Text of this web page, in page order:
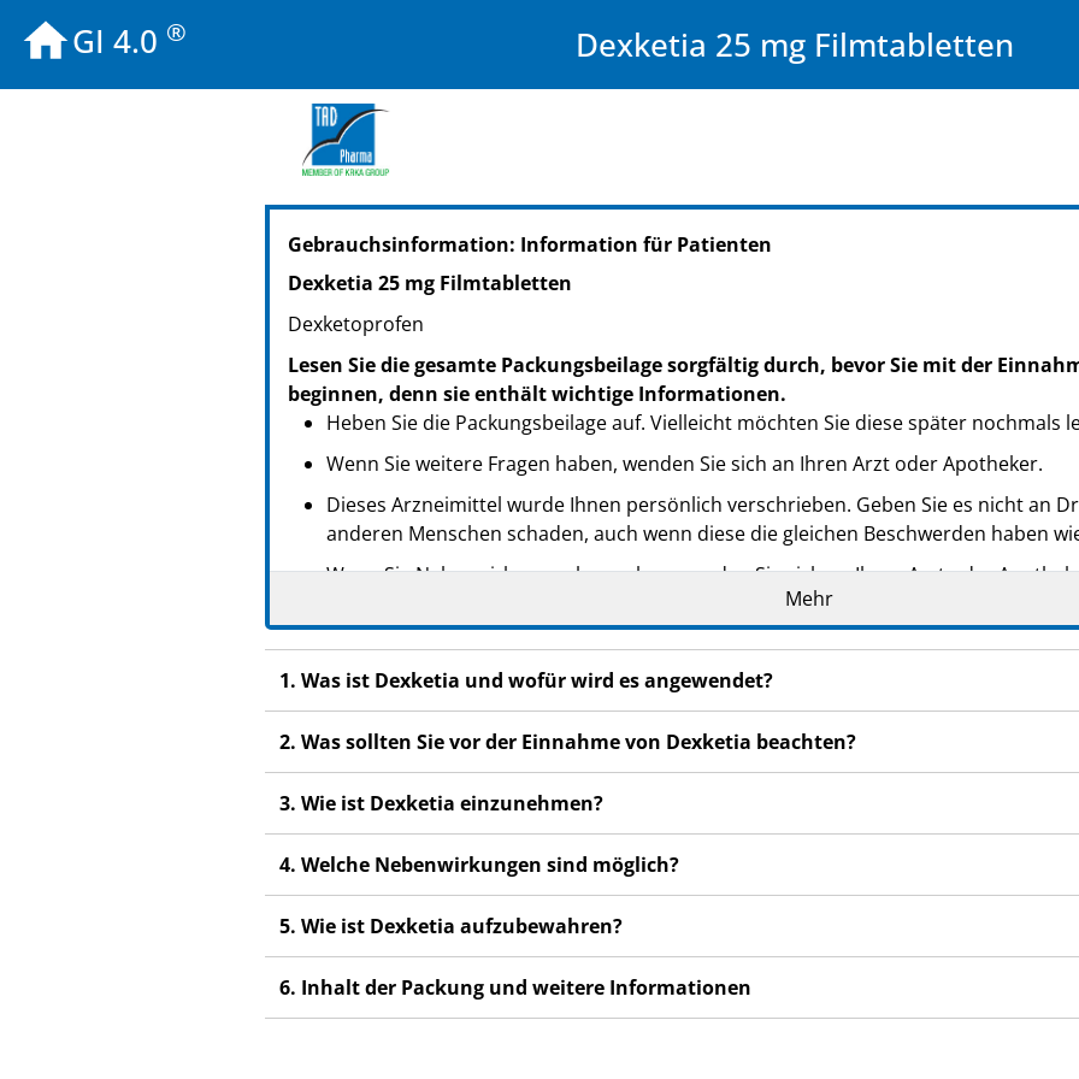
GI 4.0 ® Dexketia 25 mg Filmtabletten
PZN: 18862624
PPN: 111886262495
PZN: 18862630
PZN: 18862995
PPN: 111886299509
PZN: 19149822
PPN: 111914982296
Gebrauchsinformation: Information für Patienten
Dexketia 25 mg Filmtabletten
Dexketoprofen
Lesen Sie die gesamte Packungsbeilage sorgfältig durch, bevor Sie mit der
beginnen, denn sie enthält wichtige Informationen.
Heben Sie die Packungsbeilage auf. Vielleicht möchten Sie diese später nochmals
Wenn Sie weitere Fragen haben, wenden Sie sich an Ihren Arzt oder Apotheker.
Dieses Arzneimittel wurde Ihnen persönlich verschrieben. Geben Sie es nicht an
anderen Menschen schaden, auch wenn diese die gleichen Beschwerden haben
Wenn Sie Nebenwirkungen bemerken, wenden Sie sich an Ihren Arzt oder
Nebenwirkungen, die nicht in dieser Packungsbeilage angegeben sind. Siehe
Mehr
1. Was ist Dexketia und wofür wird es angewendet?
2. Was sollten Sie vor der Einnahme von Dexketia beachten?
3. Wie ist Dexketia einzunehmen?
4. Welche Nebenwirkungen sind möglich?
5. Wie ist Dexketia aufzubewahren?
6. Inhalt der Packung und weitere Informationen